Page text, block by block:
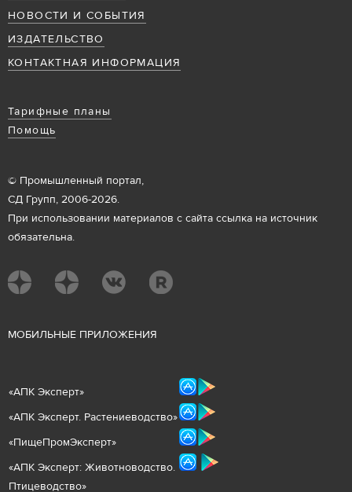
НОВОСТИ И СОБЫТИЯ
ИЗДАТЕЛЬСТВО
КОНТАКТНАЯ ИНФОРМАЦИЯ
Тарифные планы
Помощь
© Промышленный портал,
СД Групп, 2006-2026.
При использовании материалов с сайта ссылка на источник
обязательна.
МОБИЛЬНЫЕ ПРИЛОЖЕНИЯ
«АПК Эксперт»
«АПК Эксперт. Растениеводство»
«ПищеПромЭксперт»
«АПК Эксперт: Животноводство.
Птицеводство»